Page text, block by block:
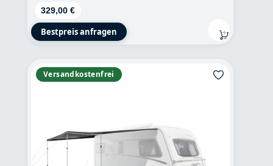
Regulärer Preis:
329,00 €
Bestpreis anfragen
Versandkostenfrei